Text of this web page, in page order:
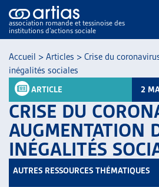
association romande et tessinoise des
institutions d’actions sociale
NOS PUBLICATIONS
ARTICLES
Accueil > Articles > Crise du
inégalités sociales
ARTICLE 2
CRISE DU
AUGMENTATION
INÉGALITÉS
AUTRES RESSOURCES THÉMATIQUES